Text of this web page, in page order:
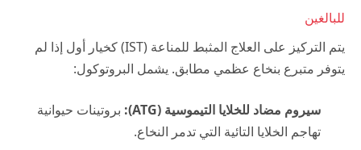
للبالغين
يتم التركيز على العلاج المثبط للمناعة (IST) كخيار أول إذا لم
يتوفر متبرع بنخاع عظمي مطابق. يشمل البروتوكول:
سيروم مضاد للخلايا التيموسية (ATG):
بروتينات حيوانية
تهاجم الخلايا التائية التي تدمر النخاع.